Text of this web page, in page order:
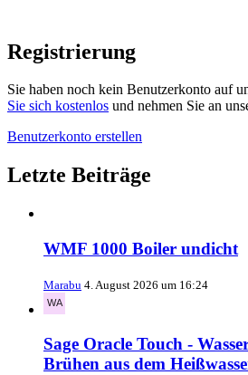
Registrierung
Sie haben noch kein Benutzerkonto auf
Sie sich kostenlos und nehmen Sie an
Benutzerkonto erstellen
Letzte Beiträge
WMF 1000 Boiler undicht
Marabu 4. August 2026 um 16:24
Sage Oracle Touch -
Brühen aus dem